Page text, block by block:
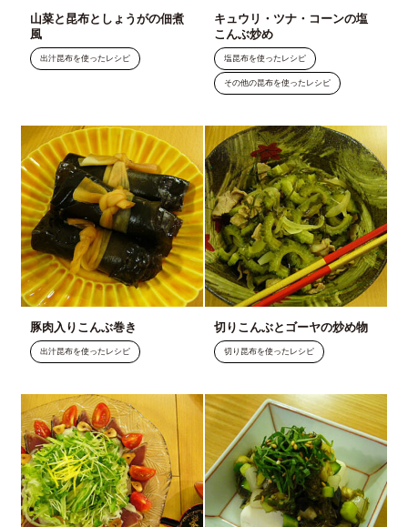
山菜と昆布としょうがの佃煮
風
出汁昆布を使ったレシピ
キュウリ・ツナ・コーンの塩
こんぶ炒め
塩昆布を使ったレシピ
その他の昆布を使ったレシピ
豚肉入りこんぶ巻き
出汁昆布を使ったレシピ
切りこんぶとゴーヤの炒め物
切り昆布を使ったレシピ